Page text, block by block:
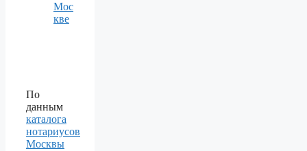
Мос
кве
По
данным
каталога
нотариусов
Москвы